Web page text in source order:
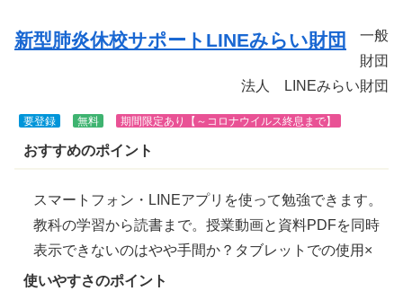
新型肺炎休校サポートLINEみらい財団
一般
財団
法人 LINEみらい財団
要登録 無料 期間限定あり【～コロナウイルス終息 まで】
おすすめのポイント
スマートフォン・LINEアプリを使って勉強できます。
教科の学習から読書まで。授業動画と資料PDFを同時
表示できないのはやや手間か？タブレットでの使用×
使いやすさのポイント